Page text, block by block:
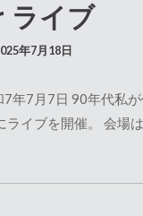
ライブ
年7月18日
7年7月7日 90年代私
ライブを開催。 会場